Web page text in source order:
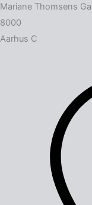
Mariane Thomsens
8000
Aarhus C